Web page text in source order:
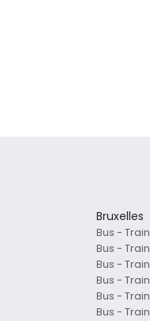
Bruxelles
Bus -
Bus -
Bus -
Bus -
Bus -
Bus -